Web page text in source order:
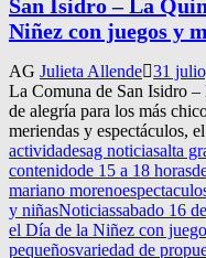
San Isidro – La
Niñez con juegos y
AG Julieta Allende 31
La Comuna de San Isidro
de alegría para los más
meriendas y espectáculos,
actividadesag noticiasalta
contenidode 15 a 18 horas
mariano moreno
y niñasNoticiassabado 16
el Día de la Niñez con
pequeñosvariedad de